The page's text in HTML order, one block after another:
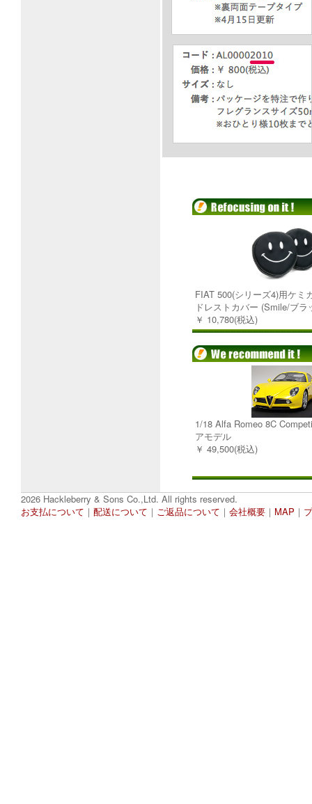
FIAT 500(シリーズ4)用ケミ
ドレストカバー (Smile/ブラ
￥ 10,780(税込)
1/18 Alfa Romeo 8C
アモデル
￥ 49,500(税込)
2026 Hackleberry & Sons Co.,Ltd. All rights reserved.
お支払について ｜ 配送について ｜ ご返品について ｜ 会社概要 ｜ MAP ｜